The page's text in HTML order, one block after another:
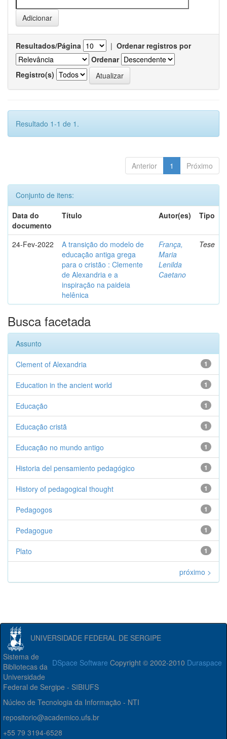
Resultados/Página | Ordenar registros por
Ordenar
Registro(s)
Resultado 1-1 de 1.
Anterior 1 Próximo
Conjunto de itens:
Data do
documento
Título Autor(es) Tipo
24-Fev-2022
A transição do modelo de
educação antiga grega
para o cristão : Clemente
de Alexandria e a
inspiração na paideia
helênica
França,
Maria
Lenilda
Caetano
Tese
Busca facetada
Assunto
1
Clement of Alexandria
1
Education in the ancient world
1
Educação
1
Educação cristã
1
Educação no mundo antigo
1
Historia del pensamiento pedagógico
1
History of pedagogical thought
1
Pedagogos
1
Pedagogue
1
Plato
próximo >
UNIVERSIDADE FEDERAL DE SERGIPE
DSpace Software Copyright © 2002-2010 Duraspace
Sistema de
Bibliotecas da
Universidade
Federal de Sergipe - SIBIUFS
Núcleo de Tecnologia da Informação - NTI
repositorio@academico.ufs.br
+55 79 3194-6528